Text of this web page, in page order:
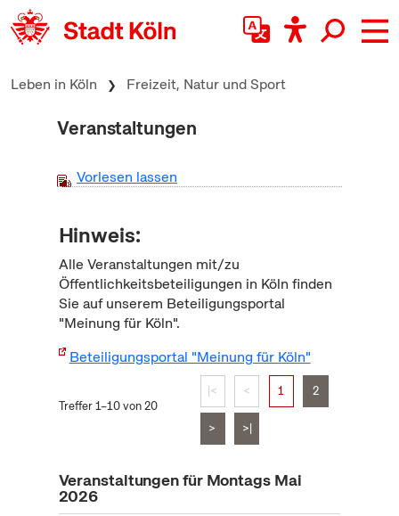
zum Inhalt springen
Leben in Köln Freizeit, Natur und Sport
Veranstaltungen
Vorlesen lassen
Hinweis:
Alle Veranstaltungen mit/zu
Öffentlichkeitsbeteiligungen in Köln finden
Sie auf unserem Beteiligungsportal
"Meinung für Köln".
Beteiligungsportal "Meinung für Köln"
Treffer 1–10 von 20
|< < 1 2
> >|
Veranstaltungen für Montags Mai
2026